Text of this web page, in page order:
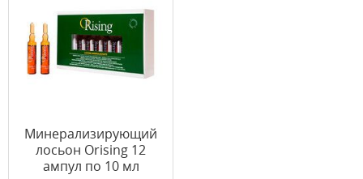
Минерализирующий
лосьон Orising 12
ампул по 10 мл